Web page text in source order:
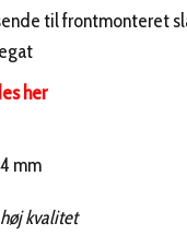
til frontmonteret
her
mm
kvalitet